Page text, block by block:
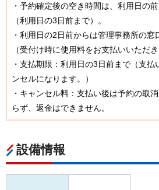
・予約確定後の空き時間は、利用日の
（利用日の3日前まで）。
・利用日の2日前からは管理事務所の
（受付け時に使用料をお支払いいただき
・支払期限：利用日の3日前まで（支払
ンセルになります。）
・キャンセル料：支払い後は予約の取
らず、返金はできません。
設備情報